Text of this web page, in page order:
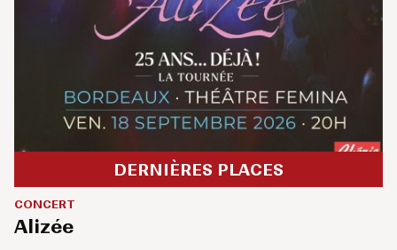
DERNIÈRES PLACES
CONCERT
Alizée